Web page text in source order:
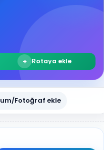
+ Rotaya ekle
Fotoğraf ekle